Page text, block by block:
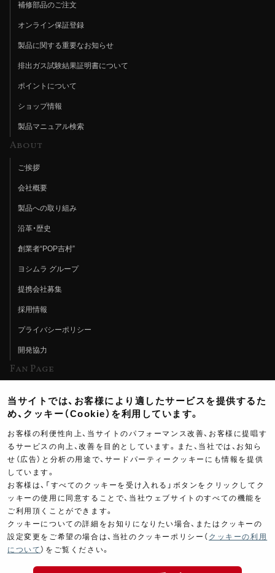
補修部品のご注文
オンライン保証登録
製品に関する重要なお知らせ
排出ガス試験結果証明書について
ポイントについて
ショップ情報
製品マニュアル検索
About
ご挨拶
会社概要
製品への取り組み
沿革・歴史
創業者“POP吉村”
ヨシムラ グループ
提携会社募集
採用情報
プライバシーポリシー
開発協力
Fan Page
ヨシムラTV
イベント情報
イベントスケジュール
ツーリングブレイクタイム
製品ポスター
当サイトでは、お客様により適したサービスを提供するた
め、クッキー（Cookie）を利用しています。
お客様の利便性向上、当サイトのパフォーマンス改善、お客様に提唱す
るサービスの向上、改善を目的としています。また、当社では、お知ら
せ（広告）と分析の用途で、サードパーティークッキーにも情報を提供
しています。
お客様は、「すべてのクッキーを受け入れる」ボタンをクリックしてク
ッキーの使用に同意することで、当社ウェブサイトのすべての機能を
ご利用頂くことができます。
クッキーについての詳細をお知りになりたい場合、またはクッキーの
設定変更をご希望の場合は、当社のクッキーポリシー（ クッキーの利用
について ）をご覧ください。